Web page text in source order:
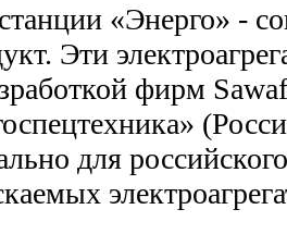
«Энерго» -
Эти
фирм
для